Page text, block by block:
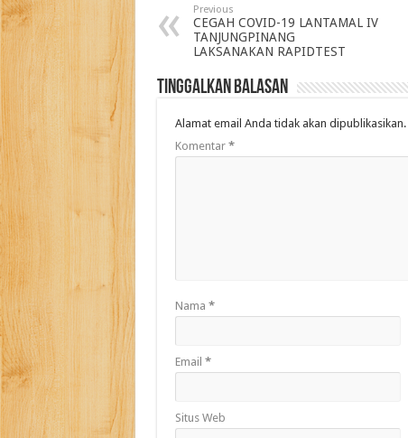
Previous
CEGAH COVID-19 LANTAMAL IV
TANJUNGPINANG
LAKSANAKAN RAPIDTEST
Tinggalkan Balasan
Alamat email Anda tidak akan dipublikasikan.
Komentar *
Nama *
Email *
Situs Web